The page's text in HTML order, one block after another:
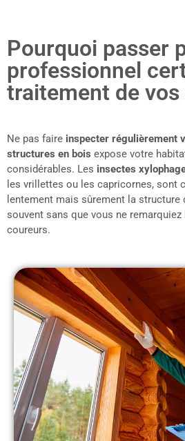
Pourquoi passer
professionnel
traitement de
Ne pas faire inspecter régulièrement
structures en bois expose votre
considérables. Les insectes
les vrillettes ou les capricornes, sont
lentement mais sûrement la structure
souvent sans que vous ne
coureurs.